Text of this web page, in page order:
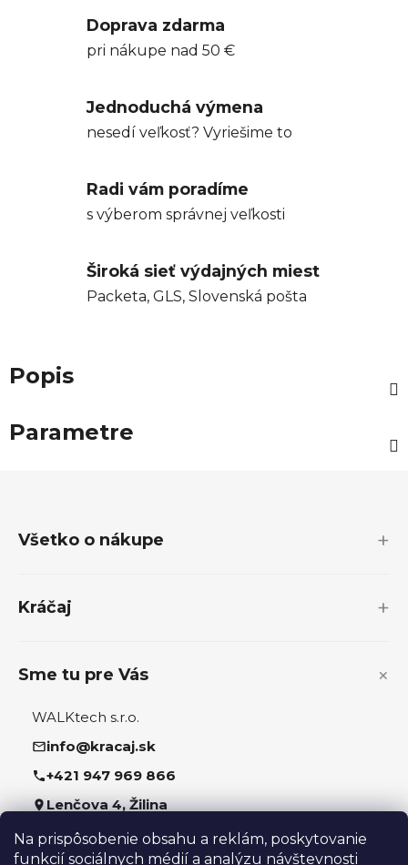
Na prispôsobenie obsahu a reklám, poskytovanie
funkcií sociálnych médií a analýzu návštevnosti
Doprava zdarma
pri nákupe nad 50 €
Jednoduchá výmena
nesedí veľkosť? Vyriešime to
Radi vám poradíme
s výberom správnej veľkosti
Široká sieť výdajných miest
Packeta, GLS, Slovenská pošta
Popis
Parametre
Všetko o nákupe
Kráčaj
Sme tu pre Vás
WALKtech s.r.o.
info@kracaj.sk
+421 947 969 866
Lenčova 4, Žilina
Sledujte nás